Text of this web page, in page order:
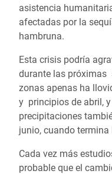
asistencia
afectadas por la
hambruna.
Esta crisis podría
durante las próximas
zonas apenas ha
y principios de abril,
precipitaciones
junio, cuando
Cada vez más
probable que el